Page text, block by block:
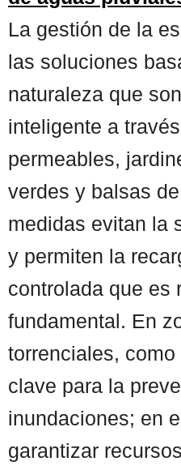
La gestión de la
las soluciones
naturaleza que
inteligente a
permeables,
verdes y balsas
medidas evitan la
y permiten la
controlada que es
fundamental. En
torrenciales,
clave para la
inundaciones; en
garantizar